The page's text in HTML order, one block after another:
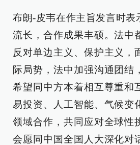
布朗-皮韦在作主旨发言时表
流长，合作成果丰硕。法中
反对单边主义、保护主义，
际局势，法中加强沟通团结
希望同中方本着相互尊重和
易投资、人工智能、气候变
领域合作，共同应对全球性
会愿同中国全国人大深化对